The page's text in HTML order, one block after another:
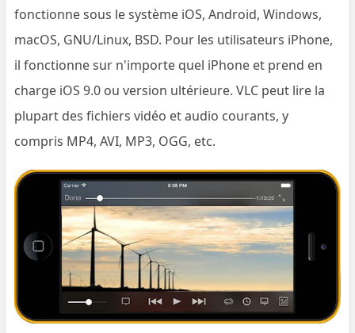
fonctionne sous le système iOS, Android, Windows,
macOS, GNU/Linux, BSD. Pour les utilisateurs iPhone,
il fonctionne sur n'importe quel iPhone et prend en
charge iOS 9.0 ou version ultérieure. VLC peut lire la
plupart des fichiers vidéo et audio courants, y
compris MP4, AVI, MP3, OGG, etc.